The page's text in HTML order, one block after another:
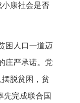
康社会是否
困人口一道迈
庄严承诺。党
脱贫困，贫
先完成联合国